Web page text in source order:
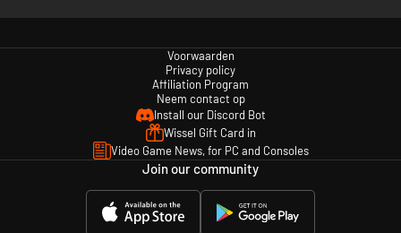
Voorwaarden
Privacy policy
Affiliation Program
Neem contact op
Install our Discord Bot
Wissel Gift Card in
Video Game News, for PC and Consoles
Join our community